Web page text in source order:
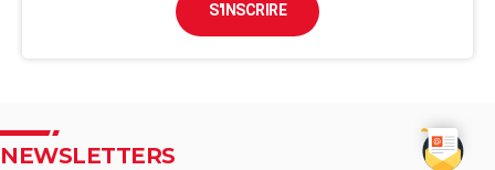
S'INSCRIRE
NEWSLETTERS